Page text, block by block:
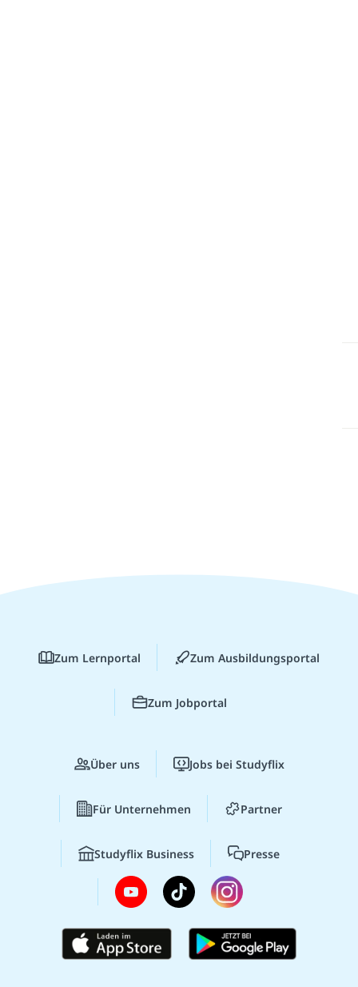
Zum Lernportal Zum Ausbildungsportal
Zum Jobportal
Über uns Jobs bei Studyflix
Für Unternehmen Partner
Studyflix Business Presse